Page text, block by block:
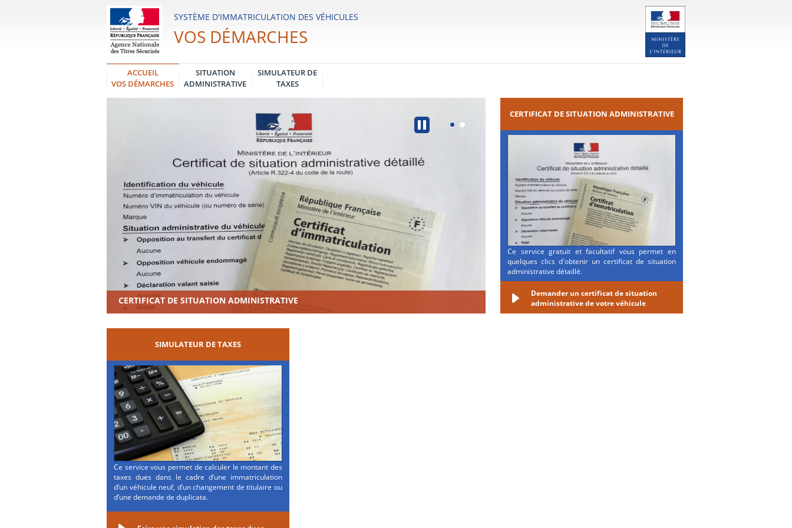
Système
d'Immatriculation
des
Véhicules
SYSTÈME D'IMMATRICULATION DES VÉHICULES
VOS DÉMARCHES
ACCUEIL
VOS DÉMARCHES
SITUATION
ADMINISTRATIVE
SIMULATEUR DE
TAXES
CERTIFICAT DE SITUATION ADMINISTRATIVE
CERTIFICAT DE SITUATION ADMINISTRATIVE
Ce service gratuit et facultatif vous permet en
quelques clics d'obtenir un certificat de situation
administrative détaillé.
Demander un certificat de situation
administrative de votre véhicule
SIMULATEUR DE TAXES
Ce service vous permet de calculer le montant des
taxes dues dans le cadre d’une immatriculation
d’un véhicule neuf, d’un changement de titulaire ou
d’une demande de duplicata.